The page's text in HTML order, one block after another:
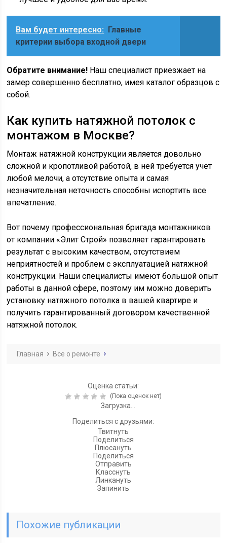
Вам будет интересно: Главные
критерии выбора входной двери
Обратите внимание! Наш специалист приезжает на
замер совершенно бесплатно, имея каталог образцов с
собой.
Как купить натяжной потолок с
монтажом в Москве?
Монтаж натяжной конструкции является довольно
сложной и кропотливой работой, в ней требуется учет
любой мелочи, а отсутствие опыта и самая
незначительная неточность способны испортить все
впечатление.
Вот почему профессиональная бригада монтажников
от компании «Элит Строй» позволяет гарантировать
результат с высоким качеством, отсутствием
неприятностей и проблем с эксплуатацией натяжной
конструкции. Наши специалисты имеют большой опыт
работы в данной сфере, поэтому им можно доверить
установку натяжного потолка в вашей квартире и
получить гарантированный договором качественной
натяжной потолок.
Главная Все о ремонте
Оценка статьи:
(Пока оценок нет)
Загрузка...
Поделиться с друзьями:
Твитнуть
Поделиться
Плюсануть
Поделиться
Отправить
Класснуть
Линкануть
Запинить
Похожие публикации